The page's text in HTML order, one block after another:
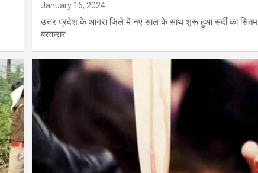
January 16, 2024
उत्तर प्रदेश के आगरा जिले में नए साल के साथ शुरू हुआ सर्दी का सितम
बरकरार…